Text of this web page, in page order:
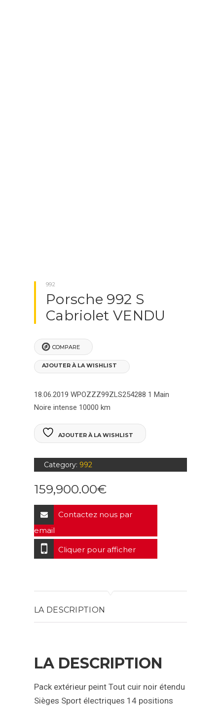
992
Porsche 992 S
Cabriolet VENDU
COMPARE
AJOUTER À LA WISHLIST
18.06.2019 WPOZZZ99ZLS254288 1 Main
Noire intense 10000 km
AJOUTER À LA WISHLIST
Category: 992
159,900.00€
Contactez nous par
email
Cliquer pour afficher
LA DESCRIPTION
LA DESCRIPTION
Pack extérieur peint Tout cuir noir étendu
Sièges Sport électriques 14 positions